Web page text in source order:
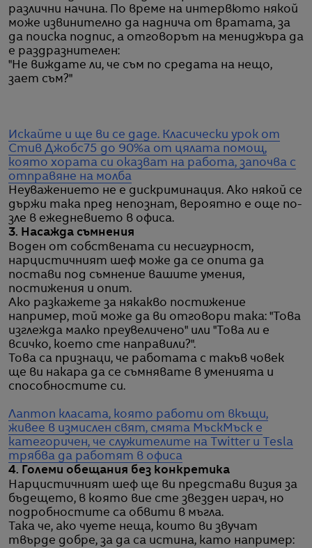
различни начина. По време на интервюто някой
може извинително да наднича от вратата, за
да поиска подпис, а отговорът на мениджъра да
е раздразнителен:
"Не виждате ли, че съм по средата на нещо,
зает съм?"
Искайте и ще ви се даде. Класически урок от
Стив Джобс75 до 90%а от цялата помощ,
която хората си оказват на работа, започва с
отправяне на молба
Неуважението не е дискриминация. Ако някой се
държи така пред непознат, вероятно е още по-
зле в ежедневието в офиса.
3. Насажда съмнения
Воден от собствената си несигурност,
нарцистичният шеф може да се опита да
постави под съмнение вашите умения,
постижения и опит.
Ако разкажете за някакво постижение
например, той може да ви отговори така: "Това
изглежда малко преувеличено" или "Това ли е
всичко, което сте направили?".
Това са признаци, че работата с такъв човек
ще ви накара да се съмнявате в уменията и
способностите си.
Лаптоп класата, която работи от вкъщи,
живее в измислен свят, смята МъскМъск е
категоричен, че служителите на Twitter и Tesla
трябва да работят в офиса
4. Големи обещания без конкретика
Нарцистичният шеф ще ви представи визия за
бъдещето, в която вие сте звезден играч, но
подробностите са обвити в мъгла.
Така че, ако чуете неща, които ви звучат
твърде добре, за да са истина, като например: